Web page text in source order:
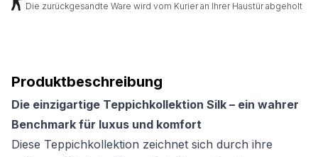
Produktbeschreibung
Die einzigartige Teppichkollektion Silk – ein wahrer
Benchmark für luxus und komfort
Diese Teppichkollektion zeichnet sich durch ihre
Die zurückgesandte Ware wird vom Kurier an Ihrer Haustür abgeholt